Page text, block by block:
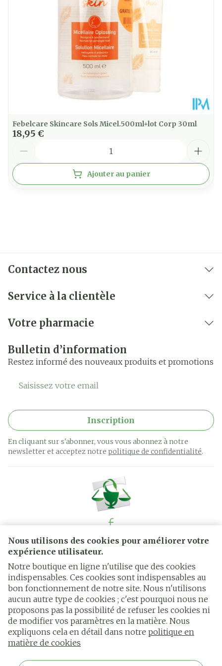
Nous utilisons des cookies pour améliorer votre
expérience utilisateur.
Notre boutique en ligne n'utilise que des cookies
indispensables. Ces cookies sont indispensables au
bon fonctionnement de notre site. Nous n'utilisons
aucun autre type de cookies ; c'est pourquoi nous ne
proposons pas la possibilité de refuser les cookies ni
de modifier vos paramètres en la matière. Nous
expliquons cela en détail dans notre politique en
matière de cookies
Febelcare Skincare Sols Micel.500ml+lot Corp 30ml
18,95 €
Ajouter au panier
Contactez nous
Service à la clientèle
Votre pharmacie
Bulletin d’information
Restez informé des nouveaux produits et promotions
Adresse mail
Inscription
En cliquant sur s'abonner, vous vous abonnez à notre
newsletter et acceptez notre politique de confidentialité.
Liens légaux